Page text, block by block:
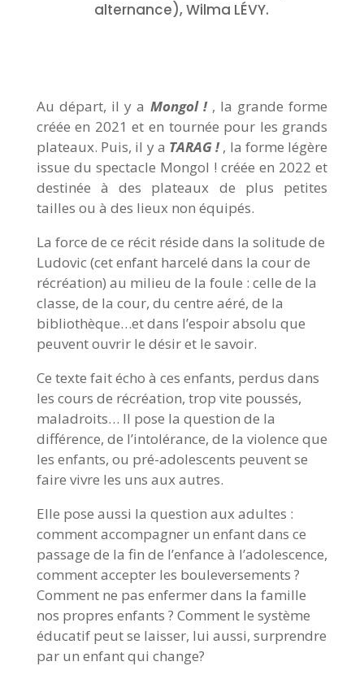
alternance), Wilma LÉVY.
Au départ, il y a Mongol !, la grande forme
créée en 2021 et en tournée pour les grands
plateaux. Puis, il y a TARAG !, la forme légère
issue du spectacle Mongol ! créée en 2022 et
destinée à des plateaux de plus petites
tailles ou à des lieux non équipés.
La force de ce récit réside dans la solitude de
Ludovic (cet enfant harcelé dans la cour de
récréation) au milieu de la foule : celle de la
classe, de la cour, du centre aéré, de la
bibliothèque…et dans l’espoir absolu que
peuvent ouvrir le désir et le savoir.
Ce texte fait écho à ces enfants, perdus dans
les cours de récréation, trop vite poussés,
maladroits… Il pose la question de la
différence, de l’intolérance, de la violence que
les enfants, ou pré-adolescents peuvent se
faire vivre les uns aux autres.
Elle pose aussi la question aux adultes :
comment accompagner un enfant dans ce
passage de la fin de l’enfance à l’adolescence,
comment accepter les bouleversements ?
Comment ne pas enfermer dans la famille
nos propres enfants ? Comment le système
éducatif peut se laisser, lui aussi, surprendre
par un enfant qui change?